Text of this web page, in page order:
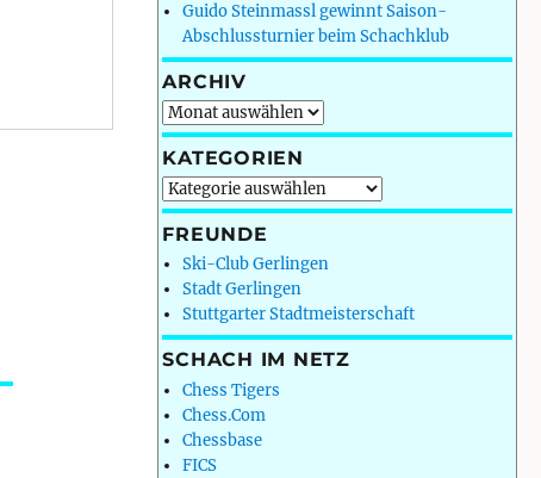
Guido Steinmassl gewinnt Saison-
Abschlussturnier beim Schachklub
ARCHIV
Archiv
KATEGORIEN
Kategorien
FREUNDE
Ski-Club Gerlingen
Stadt Gerlingen
Stuttgarter Stadtmeisterschaft
SCHACH IM NETZ
Chess Tigers
Chess.Com
Chessbase
FICS